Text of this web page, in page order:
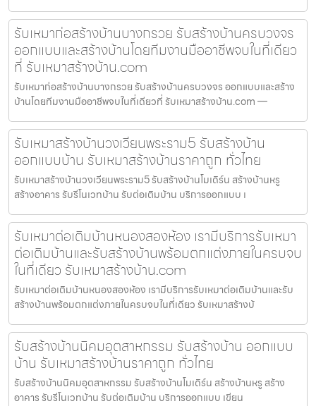
รับเหมาก่อสร้างบ้านบางกรวย รับสร้างบ้านครบวงจร
ออกแบบและสร้างบ้านโดยทีมงานมืออาชีพจบในที่เดียว
ที่ รับเหมาสร้างบ้าน.com
รับเหมาก่อสร้างบ้านบางกรวย รับสร้างบ้านครบวงจร ออกแบบและสร้าง
บ้านโดยทีมงานมืออาชีพจบในที่เดียวที่ รับเหมาสร้างบ้าน.com —
รับเหมาสร้างบ้านวงเวียนพระราม5 รับสร้างบ้าน
ออกแบบบ้าน รับเหมาสร้างบ้านราคาถูก ทั่วไทย
รับเหมาสร้างบ้านวงเวียนพระราม5 รับสร้างบ้านโมเดิร์น สร้างบ้านหรู
สร้างอาคาร รับรีโนเวทบ้าน รับต่อเติมบ้าน บริการออกแบบ เ
รับเหมาต่อเติมบ้านหนองสองห้อง เรามีบริการรับเหมา
ต่อเติมบ้านและรับสร้างบ้านพร้อมตกแต่งภายในครบจบ
ในที่เดียว รับเหมาสร้างบ้าน.com
รับเหมาต่อเติมบ้านหนองสองห้อง เรามีบริการรับเหมาต่อเติมบ้านและรับ
สร้างบ้านพร้อมตกแต่งภายในครบจบในที่เดียว รับเหมาสร้างบ้
รับสร้างบ้านนิคมอุตสาหกรรม รับสร้างบ้าน ออกแบบ
บ้าน รับเหมาสร้างบ้านราคาถูก ทั่วไทย
รับสร้างบ้านนิคมอุตสาหกรรม รับสร้างบ้านโมเดิร์น สร้างบ้านหรู สร้าง
อาคาร รับรีโนเวทบ้าน รับต่อเติมบ้าน บริการออกแบบ เขียน